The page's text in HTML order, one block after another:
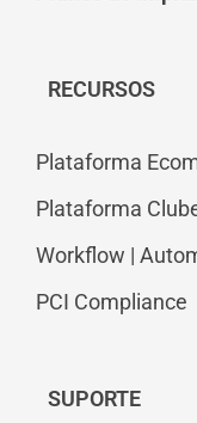
RECURSOS
Plataforma
Plataforma
Workflow |
PCI Compliance
SUPORTE